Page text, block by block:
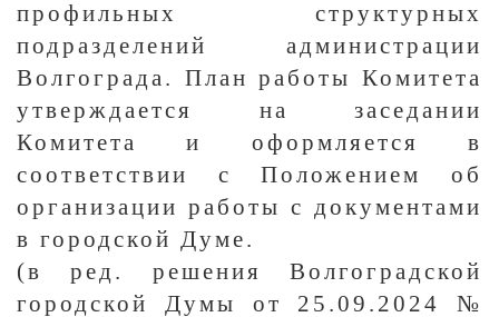
профильных структурных
подразделений администрации
Волгограда. План работы Комитета
утверждается на заседании
Комитета и оформляется в
соответствии с Положением об
организации работы с документами
в городской Думе.
(в ред. решения Волгоградской
городской Думы от 25.09.2024 №